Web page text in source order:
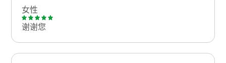
女性
谢谢您